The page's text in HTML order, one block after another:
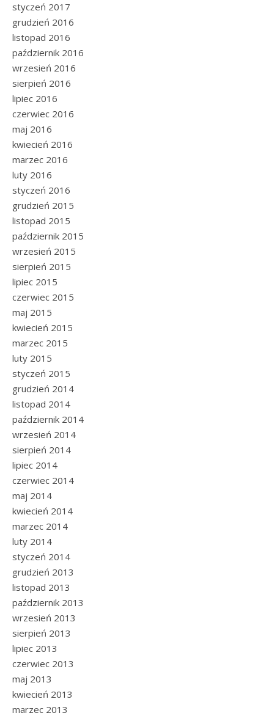
styczeń 2017
grudzień 2016
listopad 2016
październik 2016
wrzesień 2016
sierpień 2016
lipiec 2016
czerwiec 2016
maj 2016
kwiecień 2016
marzec 2016
luty 2016
styczeń 2016
grudzień 2015
listopad 2015
październik 2015
wrzesień 2015
sierpień 2015
lipiec 2015
czerwiec 2015
maj 2015
kwiecień 2015
marzec 2015
luty 2015
styczeń 2015
grudzień 2014
listopad 2014
październik 2014
wrzesień 2014
sierpień 2014
lipiec 2014
czerwiec 2014
maj 2014
kwiecień 2014
marzec 2014
luty 2014
styczeń 2014
grudzień 2013
listopad 2013
październik 2013
wrzesień 2013
sierpień 2013
lipiec 2013
czerwiec 2013
maj 2013
kwiecień 2013
marzec 2013